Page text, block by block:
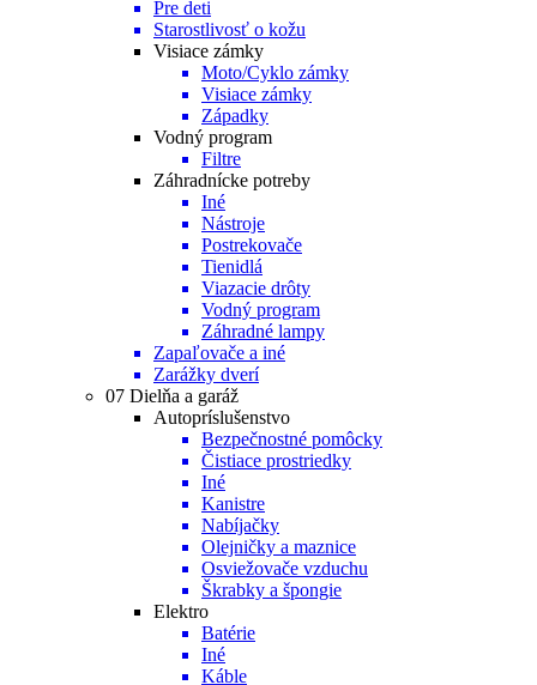
Pre deti
Starostlivosť o kožu
Visiace zámky
Moto/Cyklo zámky
Visiace zámky
Západky
Vodný program
Filtre
Záhradnícke potreby
Iné
Nástroje
Postrekovače
Tienidlá
Viazacie drôty
Vodný program
Záhradné lampy
Zapaľovače a iné
Zarážky dverí
07 Dielňa a garáž
Autopríslušenstvo
Bezpečnostné pomôcky
Čistiace prostriedky
Iné
Kanistre
Nabíjačky
Olejničky a maznice
Osviežovače vzduchu
Škrabky a špongie
Elektro
Batérie
Iné
Káble